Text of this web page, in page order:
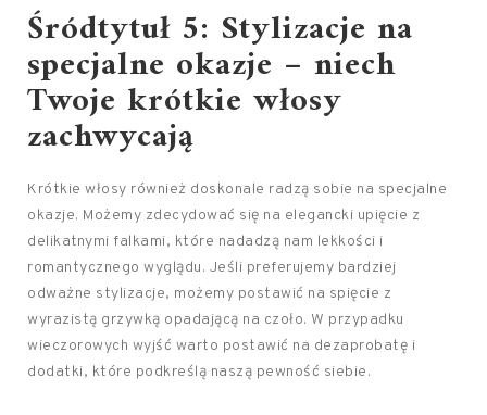
Śródtytuł 5: Stylizacje na
specjalne okazje – niech
Twoje krótkie włosy
zachwycają
Krótkie włosy również doskonale radzą sobie na specjalne
okazje. Możemy zdecydować się na elegancki upięcie z
delikatnymi falkami, które nadadzą nam lekkości i
romantycznego wyglądu. Jeśli preferujemy bardziej
odważne stylizacje, możemy postawić na spięcie z
wyrazistą grzywką opadającą na czoło. W przypadku
wieczorowych wyjść warto postawić na dezaprobatę i
dodatki, które podkreślą naszą pewność siebie.